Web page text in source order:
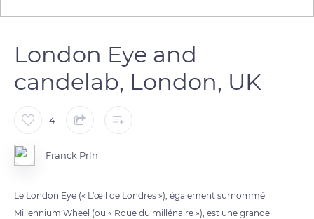
London Eye and
candelab, London, UK
4
Franck Prln
Le London Eye (« L'œil de Londres »), également surnommé
Millennium Wheel (ou « Roue du millénaire »), est une grande